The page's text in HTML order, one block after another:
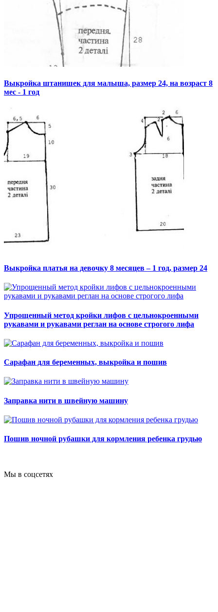
Выкройка штанишек для малыша, размер 24, на возраст 8
мес - 1 год
Выкройка платья на девочку 8 месяцев – 1 год, размер 24
Упрощенный метод кройки лифов с цельнокроенными
рукавами и рукавами реглан на основе строгого лифа
Сарафан для беременных, выкройка и пошив
Заправка нити в швейную машину
Пошив ночной рубашки для кормления ребенка грудью
Мы в соцсетях